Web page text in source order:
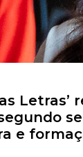
Letras’
e